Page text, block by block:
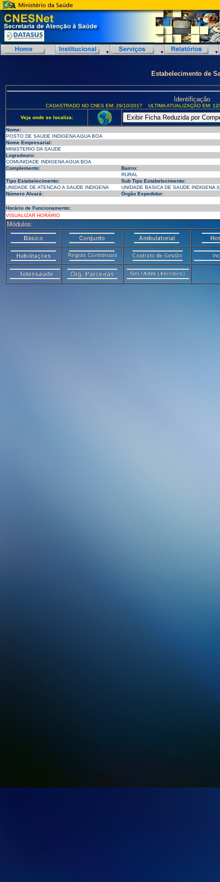
Estabelecimento de
Identificação
CADASTRADO NO CNES EM: 29/10/2017 ULTIMA ATUALIZAÇÃO EM:
Veja onde se localiza:
Nome:
POSTO DE SAUDE INDIGENA AGUA BOA
Nome Empresarial:
MINISTERIO DA SAUDE
Logradouro:
COMUNIDADE INDIGENA AGUA BOA
Complemento:
Bairro:
RURAL
Tipo Estabelecimento:
Sub Tipo Estabelecimento:
UNIDADE DE ATENCAO A SAUDE INDIGENA
UNIDADE BASICA DE SAUDE INDIGENA
Número Alvará:
Órgão Expedidor:
Horário de Funcionamento:
VISUALIZAR HORÁRIO
Módulos: